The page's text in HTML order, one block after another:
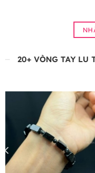
20+ VÒNG TAY LU